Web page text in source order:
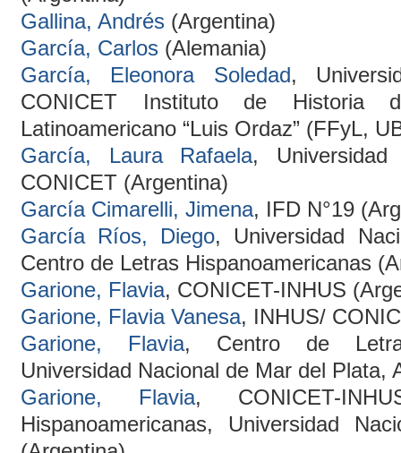
Gallina, Andrés(Argentina)
García, Carlos(Alemania)
García, Eleonora Soledad,
CONICET Instituto de Historia
Latinoamericano “Luis Ordaz” (FFyL,
García, Laura Rafaela, Universidad
CONICET (Argentina)
García Cimarelli, Jimena, IFD N°19
García Ríos, Diego, Universidad
Centro de Letras Hispanoamericanas
Garione, Flavia, CONICET-INHUS
Garione, Flavia Vanesa, INHUS/
Garione, Flavia, Centro de Letras
Universidad Nacional de Mar del Plata,
Garione, Flavia, CONICET-
Hispanoamericanas, Universidad